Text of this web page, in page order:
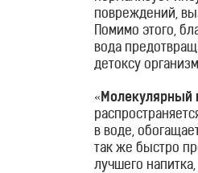
Очистители
воздуха
приборы
повреждений,
Помимо этого,
вода
детоксу
« Молекулярный
в воде,
так же быстро
лучшего